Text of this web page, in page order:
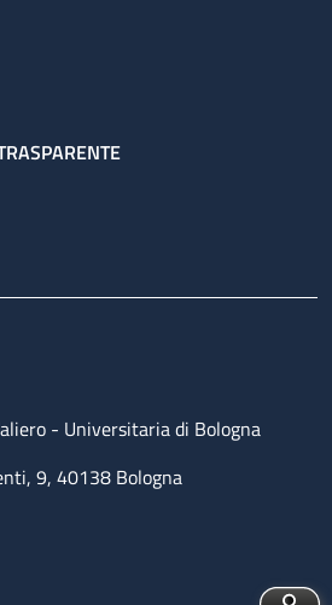
- Universitaria di Bologna
9, 40138 Bologna